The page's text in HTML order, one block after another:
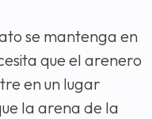
se mantenga en
que el arenero
en un lugar
la arena de la